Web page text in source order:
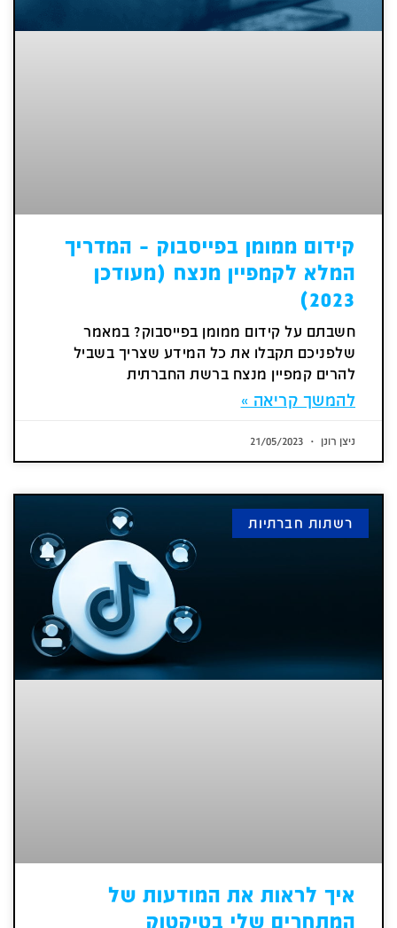
קידום ממומן בפייסבוק – המדריך
המלא לקמפיין מנצח (מעודכן
2023)
חשבתם על קידום ממומן בפייסבוק? במאמר
שלפניכם תקבלו את כל המידע שצריך בשביל
להרים קמפיין מנצח ברשת החברתית
להמשך קריאה »
ניצן רונן
רשתות חברתיות
איך לראות את המודעות של
המתחרים שלי בטיקטוק